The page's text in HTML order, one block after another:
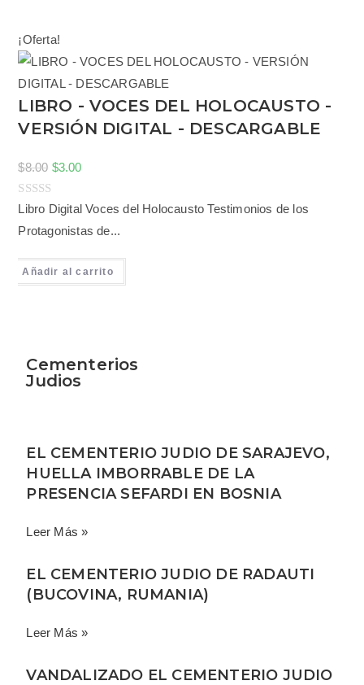
o
c
o
0
e
5
¡Oferta!
LIBRO - VOCES DEL HOLOCAUSTO -
VERSIÓN DIGITAL - DESCARGABLE
$8.00 $3.00
V
a
o
r
Libro Digital Voces del Holocausto Testimonios de los
Protagonistas de...
Añadir al carrito
Cementerios
Judios
EL CEMENTERIO JUDIO DE SARAJEVO,
HUELLA IMBORRABLE DE LA
PRESENCIA SEFARDI EN BOSNIA
Leer Más »
EL CEMENTERIO JUDIO DE RADAUTI
(BUCOVINA, RUMANIA)
Leer Más »
VANDALIZADO EL CEMENTERIO JUDIO